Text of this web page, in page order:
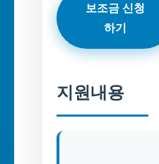
보조금 신청
하기
지원내용